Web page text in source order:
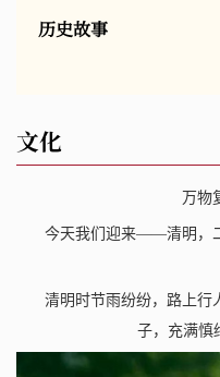
历史故事
文化
万物
今天我们迎来——清明，
清明时节雨纷纷，路上行
子，充满慎